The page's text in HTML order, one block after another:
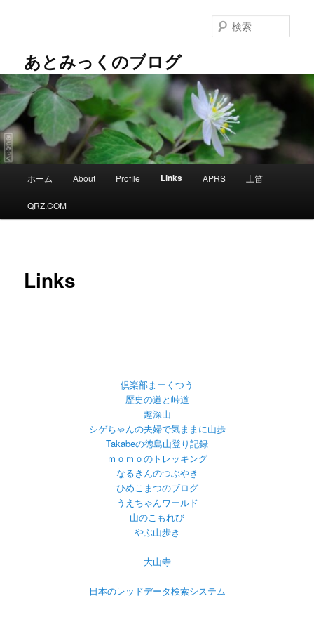
テ
ン
ツ
へ
移
動
あとみっくのブログ
索
メ
ホーム About Profile Links APRS 土笛
QRZ.COM
Links
倶楽部まーくつう
歴史の道と峠道
趣深山
シゲちゃんの夫婦で気ままに山歩
Takabeの徳島山登り記録
ｍｏｍｏのトレッキング
なるきんのつぶやき
ひめこまつのブログ
うえちゃんワールド
山のこもれび
やぶ山歩き
大山寺
日本のレッドデータ検索システム